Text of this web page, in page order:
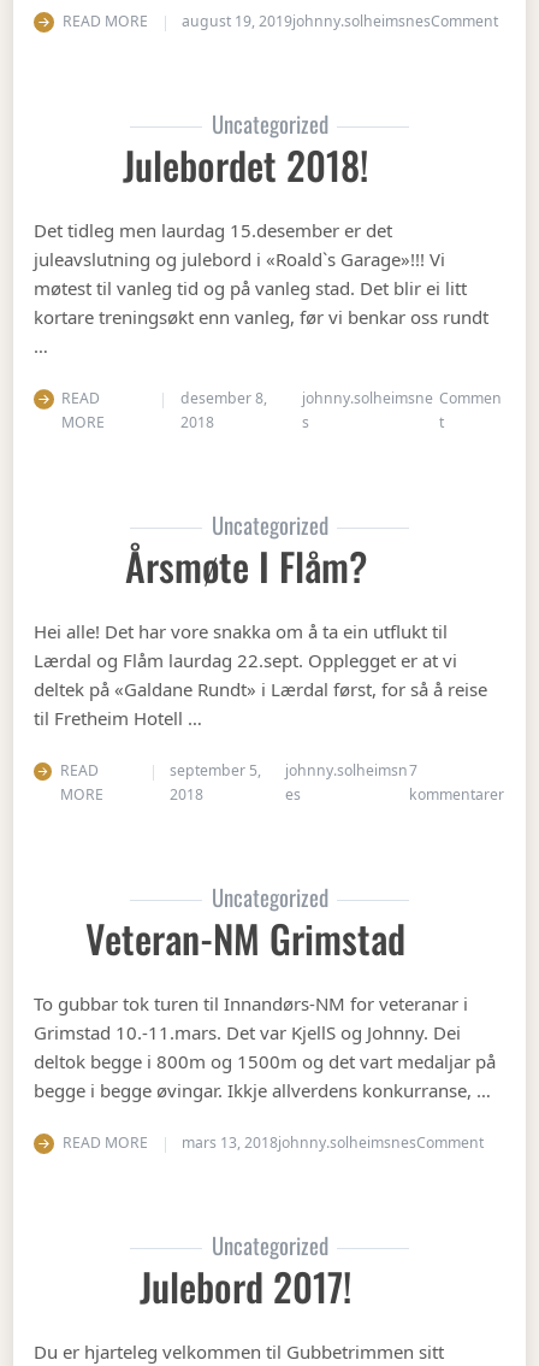
READ MORE august 19, 2019johnny.solheimsnesCommenton
Uncategorized
Julebordet 2018!
Det tidleg men laurdag 15.desember er det
juleavslutning og julebord i «Roald`s Garage»!!! Vi
møtest til vanleg tid og på vanleg stad. Det blir ei litt
kortare treningsøkt enn vanleg, før vi benkar oss rundt
…
READ
MORE
desember 8,
2018
johnny.solheimsne
s
Commen
ton Julebordet
Uncategorized
Årsmøte I Flåm?
Hei alle! Det har vore snakka om å ta ein utflukt til
Lærdal og Flåm laurdag 22.sept. Opplegget er at vi
deltek på «Galdane Rundt» i Lærdal først, for så å reise
til Fretheim Hotell …
READ
MORE
september 5,
2018
johnny.solheimsn
es
7
kommentarertil
Uncategorized
Veteran-NM Grimstad
To gubbar tok turen til Innandørs-NM for veteranar i
Grimstad 10.-11.mars. Det var KjellS og Johnny. Dei
deltok begge i 800m og 1500m og det vart medaljar på
begge i begge øvingar. Ikkje allverdens konkurranse, …
READ MORE mars 13, 2018johnny.solheimsnesCommenton
Uncategorized
Julebord 2017!
Du er hjarteleg velkommen til Gubbetrimmen sitt